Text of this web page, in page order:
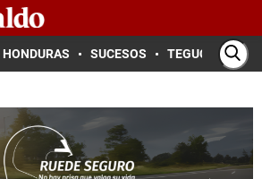
HONDURAS SUCESOS TEGUCIGALPA